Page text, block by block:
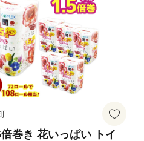
巻き 花いっぱい トイ